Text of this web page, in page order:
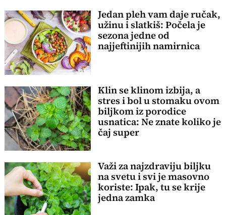
Jedan pleh vam daje ručak,
užinu i slatkiš: Počela je
sezona jedne od
najjeftinijih namirnica
Klin se klinom izbija, a
stres i bol u stomaku ovom
biljkom iz porodice
usnatica: Ne znate koliko je
čaj super
Važi za najzdraviju biljku
na svetu i svi je masovno
koriste: Ipak, tu se krije
jedna zamka